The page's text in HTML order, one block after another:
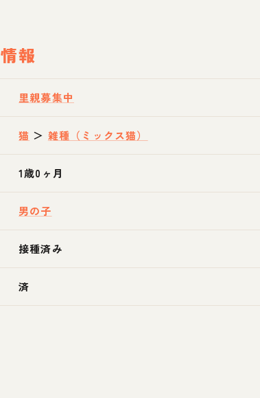
報
里親募集中
猫 ＞ 雑種（ミックス猫）
1歳0ヶ月
男の子
接種済み
済